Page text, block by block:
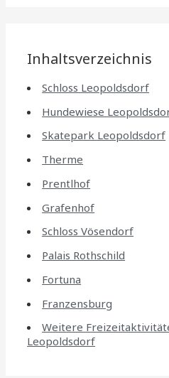
Inhaltsverzeichnis
Schloss Leopoldsdorf
Hundewiese
Skatepark Leopoldsdorf
Therme
Prentlhof
Grafenhof
Schloss Vösendorf
Palais Rothschild
Fortuna
Franzensburg
Weitere
Leopoldsdorf